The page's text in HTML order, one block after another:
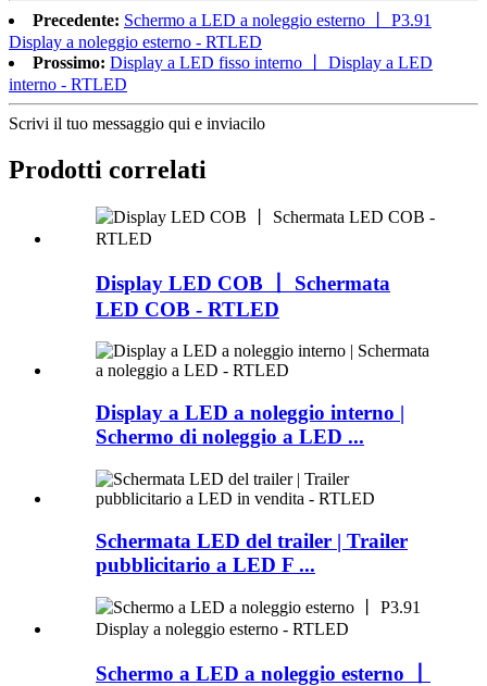
Precedente: Schermo a LED a noleggio esterno 丨 P3.91
Display a noleggio esterno - RTLED
Prossimo: Display a LED fisso interno 丨 Display a LED
interno - RTLED
Scrivi il tuo messaggio qui e inviacilo
Prodotti correlati
Display LED COB 丨 Schermata
LED COB - RTLED
Display a LED a noleggio interno |
Schermo di noleggio a LED ...
Schermata LED del trailer | Trailer
pubblicitario a LED F ...
Schermo a LED a noleggio esterno 丨